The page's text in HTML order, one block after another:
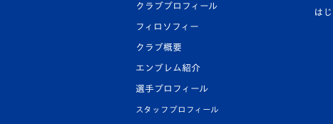
クラブプロフィール
フィロソフィー
クラブ概要
エンブレム紹介
選手プロフィール
スタッフプロフィール
は